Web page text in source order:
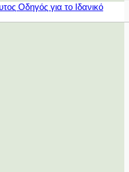
Οδηγός για το Ιδανικό